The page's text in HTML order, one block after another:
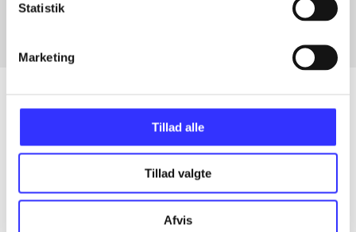
Statistik
Marketing
Tillad alle
Tillad valgte
Afvis
Artikler
Alle registrerede artikler fordelt på udgivelser